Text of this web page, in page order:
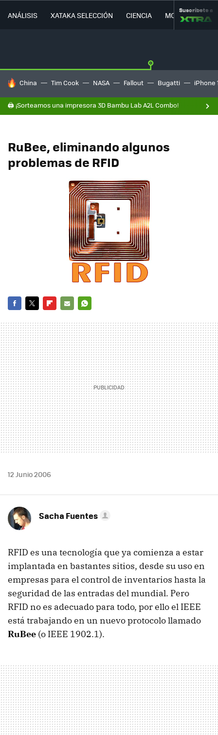
ANÁLISIS XATAKA SELECCIÓN CIENCIA MOVILIDAD
Suscríbete a
HOY SE HABLA DE
China Tim Cook NASA Fallout Bugatti iPhone
🖨️ ¡Sorteamos una impresora 3D Bambu Lab A2L Combo!
RuBee, eliminando algunos
problemas de RFID
MAIL
12 Junio 2006
Sacha Fuentes
RFID es una tecnología que ya comienza a estar
implantada en bastantes sitios, desde su uso en
empresas para el control de inventarios hasta la
seguridad de las entradas del mundial. Pero
RFID no es adecuado para todo, por ello el IEEE
está trabajando en un nuevo protocolo llamado
RuBee (o IEEE 1902.1).